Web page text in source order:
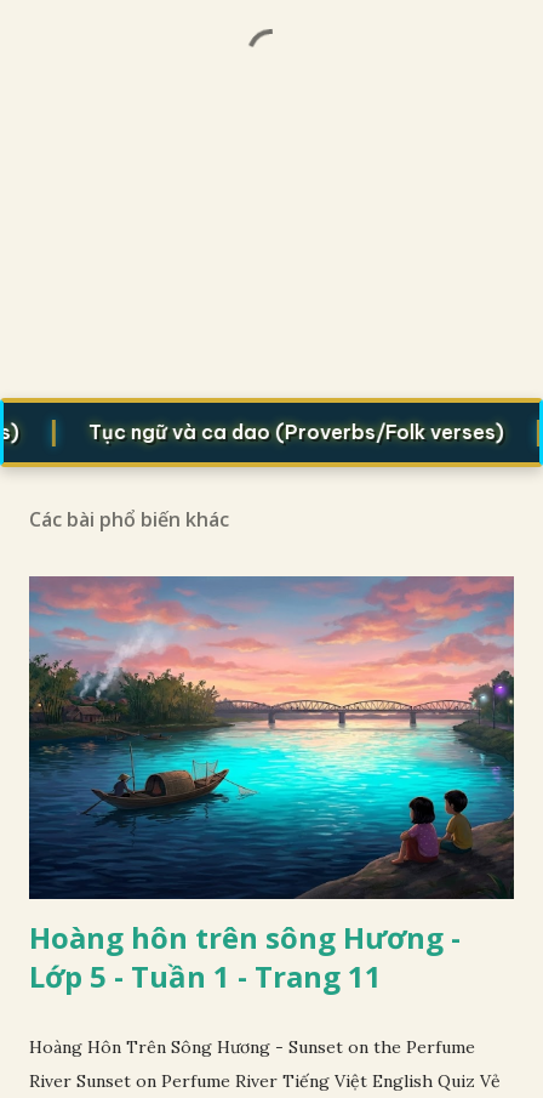
| Tục ngữ và ca dao (Proverbs/Folk verses) |
Các bài phổ biến khác
Hoàng hôn trên sông Hương -
Lớp 5 - Tuần 1 - Trang 11
Hoàng Hôn Trên Sông Hương - Sunset on the Perfume
River Sunset on Perfume River Tiếng Việt English Quiz Vẻ